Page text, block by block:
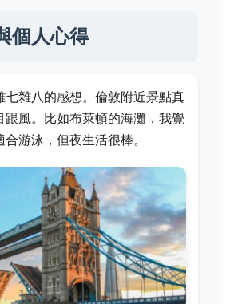
個人心得
七雜八的感想。倫敦附近景點真
跟風。比如布萊頓的海灘，我覺
游泳，但夜生活很棒。